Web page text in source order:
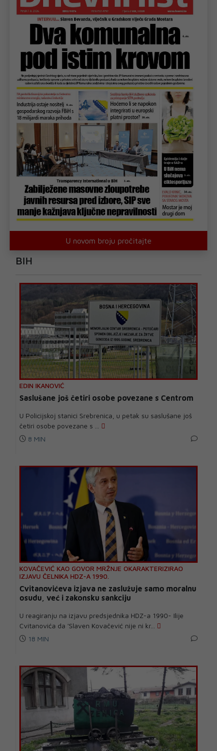
U novom broju pročitajte
BIH
EDIN IKANOVIĆ
Saslušane još četiri osobe povezane s Centrom
U Policijskoj stanici Srebrenica, u petak su saslušane još
četiri osobe povezane s ...
8 MIN
KOVAČEVIĆ KAO GOVOR MRŽNJE OKARAKTERIZIRAO
IZJAVU ČELNIKA HDZ-A 1990.
Cvitanovićeva izjava ne zaslužuje samo moralnu
osudu, već i zakonsku sankciju
U reagiranju na izjavu predsjednika HDZ-a 1990- Ilije
Cvitanovića da 'Slaven Kovačević nije ni kr...
18 MIN